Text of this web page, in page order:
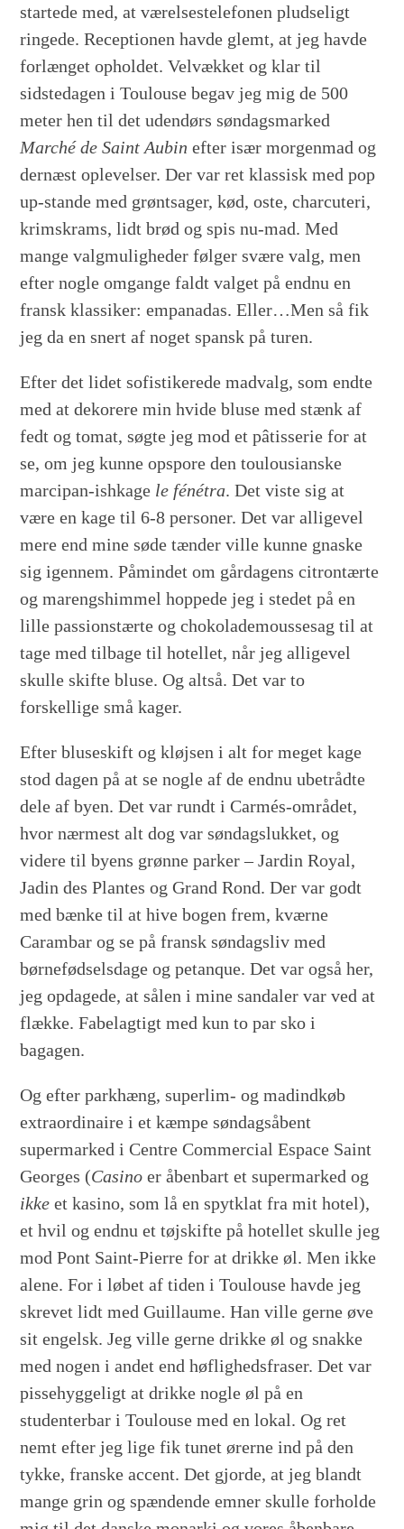
startede med, at værelsestelefonen pludseligt
ringede. Receptionen havde glemt, at jeg havde
forlænget opholdet. Velvækket og klar til
sidstedagen i Toulouse begav jeg mig de 500
meter hen til det udendørs søndagsmarked
Marché de Saint Aubin efter især morgenmad og
dernæst oplevelser. Der var ret klassisk med pop
up-stande med grøntsager, kød, oste, charcuteri,
krimskrams, lidt brød og spis nu-mad. Med
mange valgmuligheder følger svære valg, men
efter nogle omgange faldt valget på endnu en
fransk klassiker: empanadas. Eller…Men så fik
jeg da en snert af noget spansk på turen.
Efter det lidet sofistikerede madvalg, som endte
med at dekorere min hvide bluse med stænk af
fedt og tomat, søgte jeg mod et pâtisserie for at
se, om jeg kunne opspore den toulousianske
marcipan-ishkage le fénétra. Det viste sig at
være en kage til 6-8 personer. Det var alligevel
mere end mine søde tænder ville kunne gnaske
sig igennem. Påmindet om gårdagens citrontærte
og marengshimmel hoppede jeg i stedet på en
lille passionstærte og chokolademoussesag til at
tage med tilbage til hotellet, når jeg alligevel
skulle skifte bluse. Og altså. Det var to
forskellige små kager.
Efter bluseskift og kløjsen i alt for meget kage
stod dagen på at se nogle af de endnu ubetrådte
dele af byen. Det var rundt i Carmés-området,
hvor nærmest alt dog var søndagslukket, og
videre til byens grønne parker – Jardin Royal,
Jadin des Plantes og Grand Rond. Der var godt
med bænke til at hive bogen frem, kværne
Carambar og se på fransk søndagsliv med
børnefødselsdage og petanque. Det var også her,
jeg opdagede, at sålen i mine sandaler var ved at
flække. Fabelagtigt med kun to par sko i
bagagen.
Og efter parkhæng, superlim- og madindkøb
extraordinaire i et kæmpe søndagsåbent
supermarked i Centre Commercial Espace Saint
Georges (Casino er åbenbart et supermarked og
ikke et kasino, som lå en spytklat fra mit hotel),
et hvil og endnu et tøjskifte på hotellet skulle jeg
mod Pont Saint-Pierre for at drikke øl. Men ikke
alene. For i løbet af tiden i Toulouse havde jeg
skrevet lidt med Guillaume. Han ville gerne øve
sit engelsk. Jeg ville gerne drikke øl og snakke
med nogen i andet end høflighedsfraser. Det var
pissehyggeligt at drikke nogle øl på en
studenterbar i Toulouse med en lokal. Og ret
nemt efter jeg lige fik tunet ørerne ind på den
tykke, franske accent. Det gjorde, at jeg blandt
mange grin og spændende emner skulle forholde